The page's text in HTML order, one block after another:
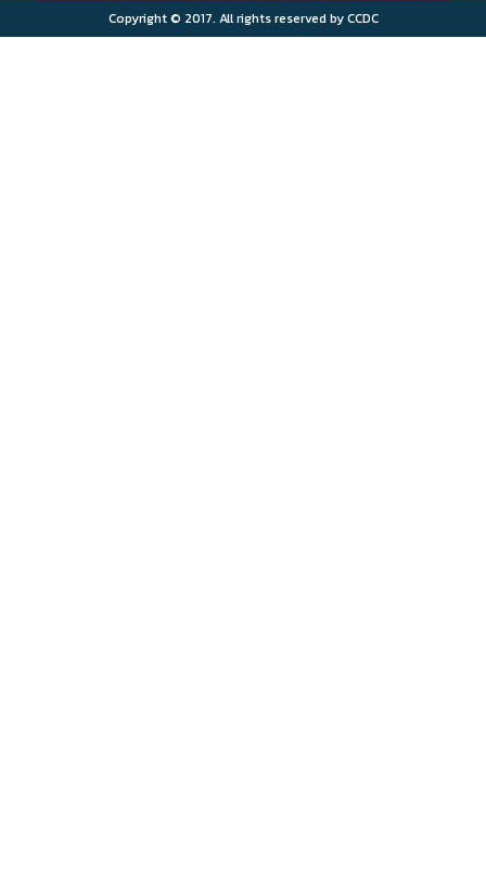
PM2.5
Copyright © 2017. All rights reserved by CCDC